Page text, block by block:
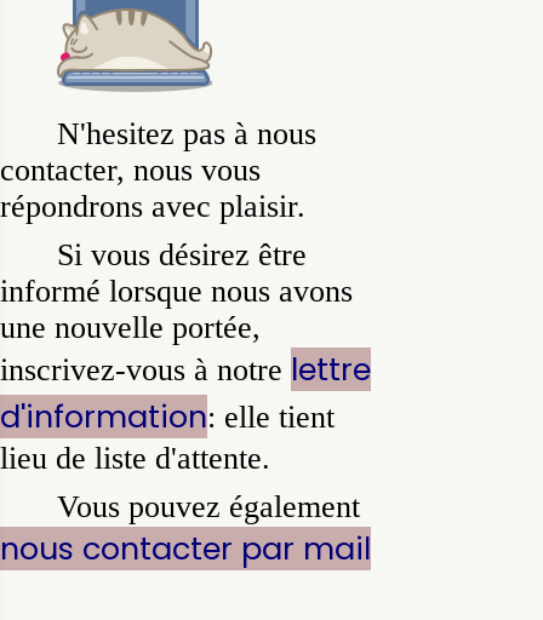
N'hesitez pas à nous
contacter, nous vous
répondrons avec plaisir.
Si vous désirez être
informé lorsque nous avons
une nouvelle portée,
inscrivez-vous à notre lettre
d'information: elle tient
lieu de liste d'attente.
Vous pouvez également
nous contacter par mail